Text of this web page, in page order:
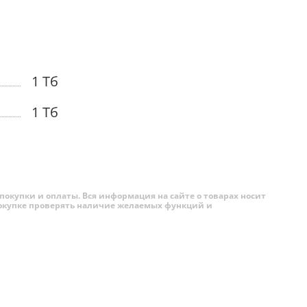
дня.
отличным
1 Тб
1 Тб
и оплаты. Вся информация на сайте о товарах носит
проверять наличие желаемых функций и